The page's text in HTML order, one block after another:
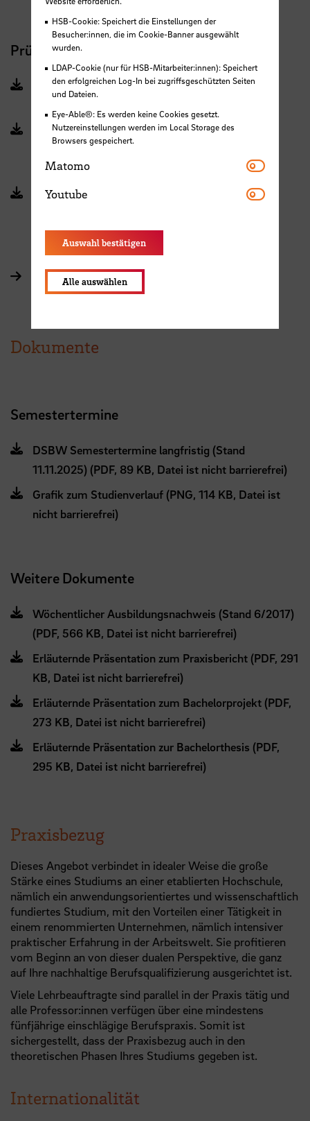
Prüfungsordnung
BPO DSBW 2012 ÄO (PDF, 3 MB, Datei ist nicht
BPO Dualer Studiengang Betriebswirtschaft
Änderung 2014 (PDF, 303 KB, Datei ist nicht
barrierefrei)
BPO DSBW 2011 (PDF, 432 KB, Datei ist nicht
Allgemeiner Teil der Bachelorprüfungsordnungen
Dokumente
Semestertermine
DSBW Semestertermine langfristig (Stand
11.11.2025) (PDF, 89 KB, Datei ist nicht barrierefrei)
Grafik zum Studienverlauf (PNG, 114 KB, Datei ist
nicht barrierefrei)
Weitere Dokumente
Wöchentlicher Ausbildungsnachweis (Stand 6/2017)
(PDF, 566 KB, Datei ist nicht barrierefrei)
Erläuternde Präsentation zum Praxisbericht (PDF, 291
KB, Datei ist nicht barrierefrei)
Erläuternde Präsentation zum Bachelorprojekt (PDF,
273 KB, Datei ist nicht barrierefrei)
Erläuternde Präsentation zur Bachelorthesis (PDF,
295 KB, Datei ist nicht barrierefrei)
Praxisbezug
Dieses Angebot verbindet in idealer Weise die große
Stärke eines Studiums an einer etablierten Hochschule,
nämlich ein anwendungsorientiertes und wissenschaftlich
fundiertes Studium, mit den Vorteilen einer Tätigkeit in
einem renommierten Unternehmen, nämlich intensiver
praktischer Erfahrung in der Arbeitswelt. Sie profitieren
vom Beginn an von dieser dualen Perspektive, die ganz
auf Ihre nachhaltige Berufsqualifizierung ausgerichtet ist.
Viele Lehrbeauftragte sind parallel in der Praxis tätig und
alle Professor:innen verfügen über eine mindestens
fünfjährige einschlägige Berufspraxis. Somit ist
sichergestellt, dass der Praxisbezug auch in den
theoretischen Phasen Ihres Studiums gegeben ist.
Internationalität
HSB-Cookie: Speichert die Einstellungen der
Besucher:innen, die im Cookie-Banner ausgewählt
wurden.
LDAP-Cookie (nur für HSB-Mitarbeiter:innen): Speichert
den erfolgreichen Log-In bei zugriffsgeschützten Seiten
und Dateien.
Eye-Able®: Es werden keine Cookies gesetzt.
Nutzereinstellungen werden im Local Storage des
Browsers gespeichert.
Matomo Matomo
Youtube Youtube
Auswahl bestätigen
Alle auswählen